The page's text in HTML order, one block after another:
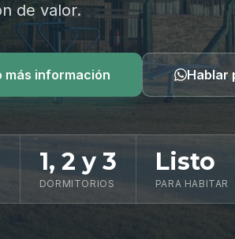
de valor.
más información Hablar
1, 2 y 3
DORMITORIOS
Listo
PARA HABITAR